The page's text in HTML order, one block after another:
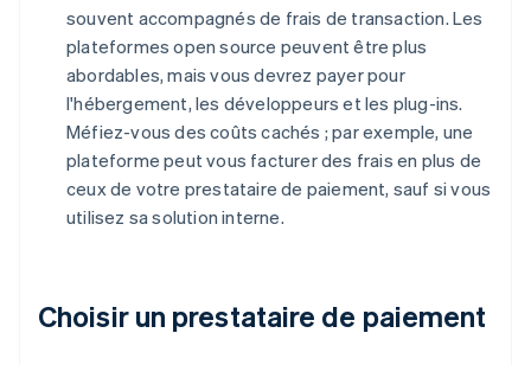
souvent accompagnés de frais de transaction. Les
plateformes open source peuvent être plus
abordables, mais vous devrez payer pour
l'hébergement, les développeurs et les plug-ins.
Méfiez-vous des coûts cachés ; par exemple, une
plateforme peut vous facturer des frais en plus de
ceux de votre prestataire de paiement, sauf si vous
utilisez sa solution interne.
Choisir un prestataire de paiement